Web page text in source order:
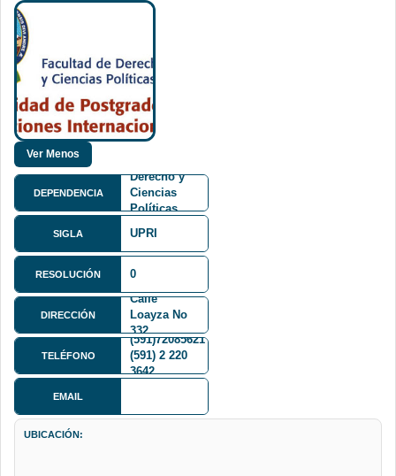
DEPENDENCIA
Derecho y
Ciencias
Políticas
SIGLA UPRI
RESOLUCIÓN 0
DIRECCIÓN
Calle
Loayza No
332
TELÉFONO
(591)72085621
(591) 2 220
3642
EMAIL
UBICACIÓN: